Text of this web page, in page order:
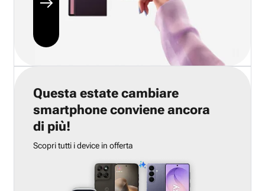
Questa estate cambiare
smartphone conviene ancora
di più!
Scopri tutti i device in offerta